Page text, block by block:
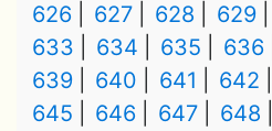
626
627 628 629
633
634 635 636
639
640 641 642
645
646 647 648